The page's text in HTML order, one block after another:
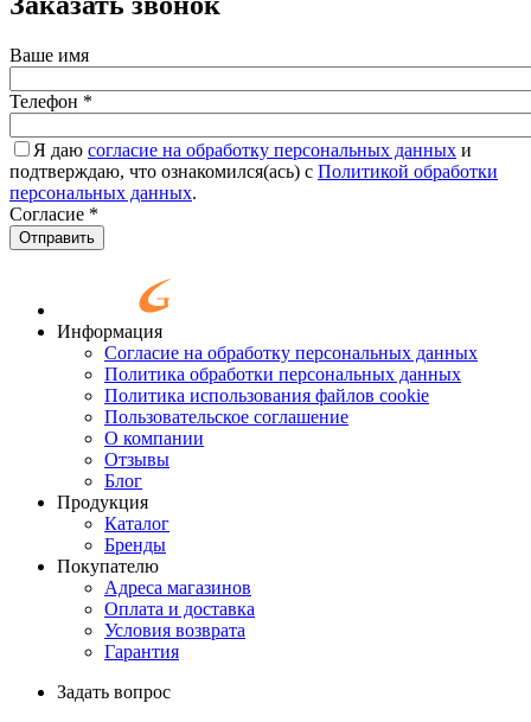
Ваше имя
Телефон *
Я даю согласие на обработку персональных данных и
подтверждаю, что ознакомился(ась) с Политикой обработки
персональных данных.
Согласие *
Отправить
Информация
Согласие на обработку персональных данных
Политика обработки персональных данных
Политика использования файлов cookie
Пользовательское соглашение
О компании
Отзывы
Блог
Продукция
Каталог
Бренды
Покупателю
Адреса магазинов
Оплата и доставка
Условия возврата
Гарантия
Задать вопрос